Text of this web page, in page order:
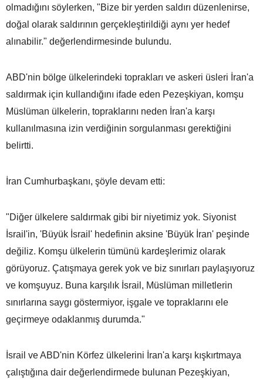
olmadığını söylerken, "Bize bir yerden saldırı düzenlenirse,
doğal olarak saldırının gerçekleştirildiği aynı yer hedef
alınabilir." değerlendirmesinde bulundu.
ABD'nin bölge ülkelerindeki toprakları ve askeri üsleri İran'a
saldırmak için kullandığını ifade eden Pezeşkiyan, komşu
Müslüman ülkelerin, topraklarını neden İran'a karşı
kullanılmasına izin verdiğinin sorgulanması gerektiğini
belirtti.
İran Cumhurbaşkanı, şöyle devam etti:
"Diğer ülkelere saldırmak gibi bir niyetimiz yok. Siyonist
İsrail'in, 'Büyük İsrail' hedefinin aksine 'Büyük İran' peşinde
değiliz. Komşu ülkelerin tümünü kardeşlerimiz olarak
görüyoruz. Çatışmaya gerek yok ve biz sınırları paylaşıyoruz
ve komşuyuz. Buna karşılık İsrail, Müslüman milletlerin
sınırlarına saygı göstermiyor, işgale ve topraklarını ele
geçirmeye odaklanmış durumda."
İsrail ve ABD'nin Körfez ülkelerini İran'a karşı kışkırtmaya
çalıştığına dair değerlendirmede bulunan Pezeşkiyan,